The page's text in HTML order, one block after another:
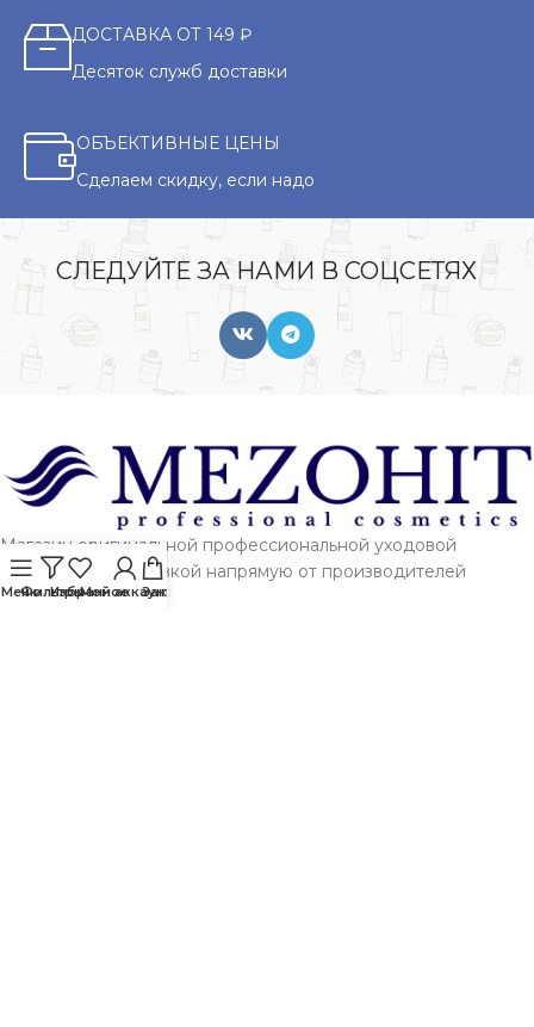
ДОСТАВКА ОТ 149 ₽
Десяток служб доставки
ОБЪЕКТИВНЫЕ ЦЕНЫ
Сделаем скидку, если надо
СЛЕДУЙТЕ ЗА НАМИ В СОЦСЕТЯХ
Магазин оригинальной профессиональной уходовой
косметики с доставкой напрямую от производителей
МенюФильтры
Избранное
Мой аккаунт
Заказ